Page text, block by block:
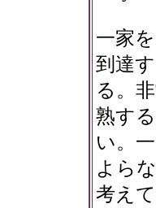
一家
到達
る。
熟す
い。
よら
考え